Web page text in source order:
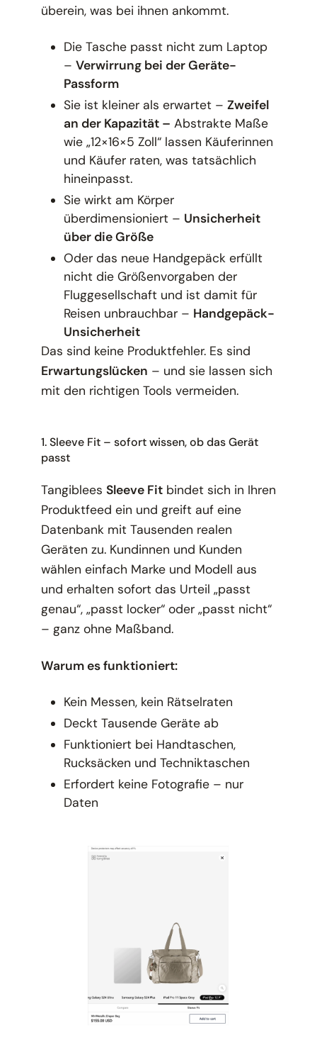
überein, was bei ihnen ankommt.
Die Tasche passt nicht zum Laptop
– Verwirrung bei der Geräte-
Passform
Sie ist kleiner als erwartet – Zweifel
an der Kapazität – Abstrakte Maße
wie „12×16×5 Zoll“ lassen Käuferinnen
und Käufer raten, was tatsächlich
hineinpasst.
Sie wirkt am Körper
überdimensioniert – Unsicherheit
über die Größe
Oder das neue Handgepäck erfüllt
nicht die Größenvorgaben der
Fluggesellschaft und ist damit für
Reisen unbrauchbar – Handgepäck-
Unsicherheit
Das sind keine Produktfehler. Es sind
Erwartungslücken – und sie lassen sich
mit den richtigen Tools vermeiden.
1. Sleeve Fit – sofort wissen, ob das Gerät
passt
Tangiblees Sleeve Fitbindet sich in Ihren
Produktfeed ein und greift auf eine
Datenbank mit Tausenden realen
Geräten zu. Kundinnen und Kunden
wählen einfach Marke und Modell aus
und erhalten sofort das Urteil „passt
genau“, „passt locker“ oder „passt nicht“
– ganz ohne Maßband.
Warum es funktioniert:
Kein Messen, kein Rätselraten
Deckt Tausende Geräte ab
Funktioniert bei Handtaschen,
Rucksäcken und Techniktaschen
Erfordert keine Fotografie – nur
Daten